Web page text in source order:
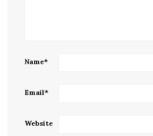
Name*
Email*
Website